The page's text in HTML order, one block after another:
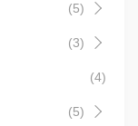
(5)
(3)
(4)
(5)